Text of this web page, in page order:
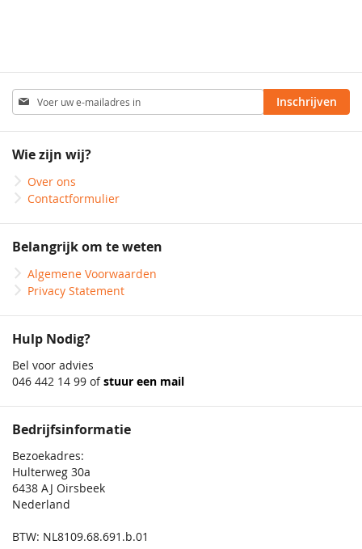
Abonneer
u
op
nieuwsbrief
Inschrijven
Wie zijn wij?
Over ons
Contactformulier
Belangrijk om te weten
Algemene Voorwaarden
Privacy Statement
Hulp Nodig?
Bel voor advies
046 442 14 99 ofstuur een mail
Bedrijfsinformatie
Bezoekadres:
Hulterweg 30a
6438 AJ Oirsbeek
Nederland
BTW: NL8109.68.691.b.01